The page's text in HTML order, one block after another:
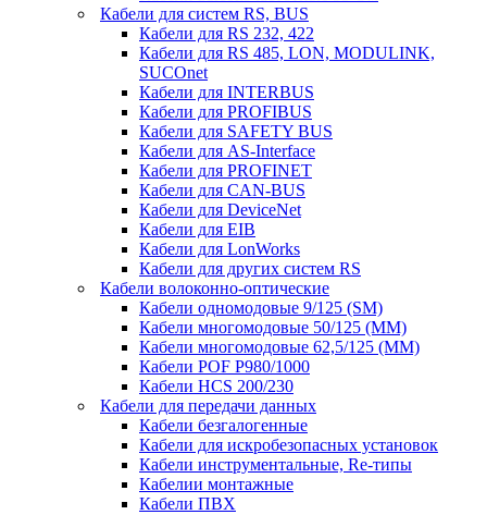
Кабели для систем RS, BUS
Кабели для RS 232, 422
Кабели для RS 485, LON, MODULINK,
SUCOnet
Кабели для INTERBUS
Кабели для PROFIBUS
Кабели для SAFETY BUS
Кабели для AS-Interface
Кабели для PROFINET
Кабели для CAN-BUS
Кабели для DeviceNet
Кабели для EIB
Кабели для LonWorks
Кабели для других систем RS
Кабели волоконно-оптические
Кабели одномодовые 9/125 (SM)
Кабели многомодовые 50/125 (ММ)
Кабели многомодовые 62,5/125 (ММ)
Кабели POF P980/1000
Кабели HCS 200/230
Кабели для передачи данных
Кабели безгалогенные
Кабели для искробезопасных установок
Кабели инструментальные, Re-типы
Кабелии монтажные
Кабели ПВХ